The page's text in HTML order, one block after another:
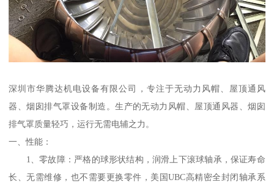
深圳市华腾达机电设备有限公司，专注于无动力风帽、屋顶通风
器、烟囱排气罩设备制造。生产的无动力风帽、屋顶通风器、烟囱
排气罩质量轻巧，运行无需电辅之力。
一、性能：
1、零故障：严格的球形状结构，润滑上下滚球轴承，保证寿命
长、无需维修，也不需要更换零件，美国UBC高精密全封闭轴承系